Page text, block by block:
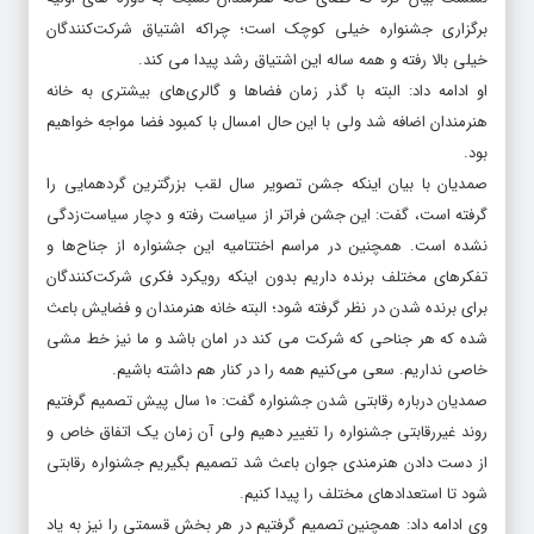
برگزاری جشنواره خیلی کوچک است؛ چراکه اشتیاق شرکت‌کنندگان
خیلی بالا رفته و همه ساله این اشتیاق رشد پیدا می کند.
او ادامه داد: البته با گذر زمان فضاها و گالری‌های بیشتری به خانه
هنرمندان اضافه شد ولی با این حال امسال با کمبود فضا مواجه خواهیم
بود.
صمدیان با بیان اینکه جشن تصویر سال لقب بزرگترین گردهمایی را
گرفته است، گفت: این جشن فراتر از سیاست رفته و دچار سیاست‌زدگی
نشده است. همچنین در مراسم اختتامیه این جشنواره از جناح‌ها و
تفکرهای مختلف برنده داریم بدون اینکه رویکرد فکری شرکت‌کنندگان
برای برنده شدن در نظر گرفته شود؛ البته خانه هنرمندان و فضایش باعث
شده که هر جناحی که شرکت می کند در امان باشد و ما نیز خط مشی
خاصی نداریم. سعی می‌کنیم همه را در کنار هم داشته باشیم.
صمدیان درباره رقابتی شدن جشنواره گفت: ۱۰ سال پیش تصمیم گرفتیم
روند غیررقابتی جشنواره را تغییر دهیم ولی آن زمان یک اتفاق خاص و
از دست دادن هنرمندی جوان باعث شد تصمیم بگیریم جشنواره رقابتی
شود تا استعدادهای مختلف را پیدا کنیم.
وی ادامه داد: همچنین تصمیم گرفتیم در هر بخش قسمتی را نیز به یاد